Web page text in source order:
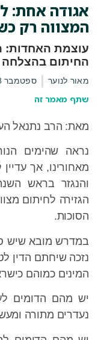
אגודה אחת:
המצווה רק
עוצמת האחדות:
החיתום בהצלחה
מאור לנוער ספטמבר 28, 2025
שתף מאמר זה
מאת: הרב נתנאל
נראה שהימים
מאחורינו, אך
והנגזר בראש
הגזירה לחיתום
הסוכות.
במדרש מובא שיש
נזכה שיחתם הדין
המינים כמוהם
יש מהם הדומים
נעדרים מתורה